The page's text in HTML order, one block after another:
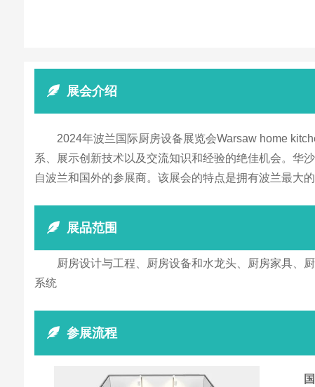
展会介绍
2024年波兰国际厨房设备展览会Warsaw home
系、展示创新技术以及交流知识和经验的绝佳机会。华
自波兰和国外的参展商。该展会的特点是拥有波兰最大
展品范围
厨房设计与工程、厨房设备和水龙头、厨房家具
系统
参展流程